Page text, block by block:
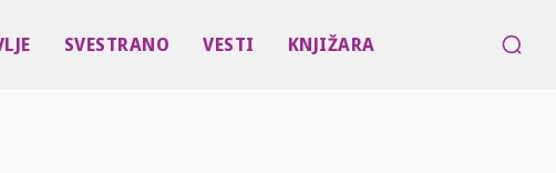
SVESTRANO VESTI KNJIŽARA